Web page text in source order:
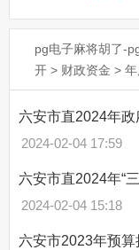
pg电子麻将胡了-
开 > 财政资金 >
六安市直2024年
2024-02-04 17:59
六安市直2024年“
2024-02-04 15:18
六安市2023年预